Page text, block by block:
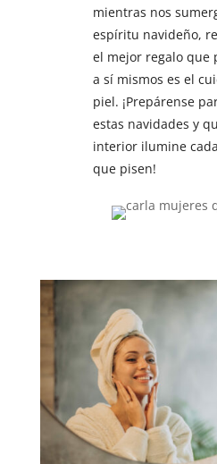
mientras nos
espíritu navideño,
el mejor regalo que
a sí mismos es el
piel. ¡Prepárense
estas navidades y
interior ilumine
que pisen!